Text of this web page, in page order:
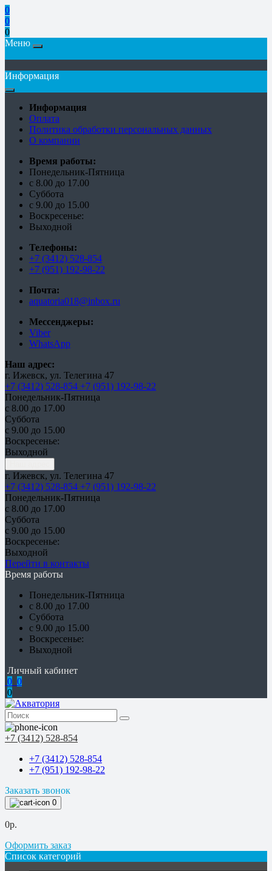
0
0
0
Меню
Информация
Информация
Оплата
Политика обработки персональных данных
О компании
Время работы:
Понедельник-Пятница
с 8.00 до 17.00
Суббота
с 9.00 до 15.00
Воскресенье:
Выходной
Телефоны:
+7 (3412) 528-854
+7 (951) 192-98-22
Почта:
aquatoria018@inbox.ru
Мессенджеры:
Viber
WhatsApp
Наш адрес:
г. Ижевск, ул. Телегина 47
+7 (3412) 528-854 +7 (951) 192-98-22
Понедельник-Пятница
с 8.00 до 17.00
Суббота
с 9.00 до 15.00
Воскресенье:
Выходной
г. Ижевск, ул. Телегина 47
+7 (3412) 528-854 +7 (951) 192-98-22
Понедельник-Пятница
с 8.00 до 17.00
Суббота
с 9.00 до 15.00
Воскресенье:
Выходной
Перейти в контакты
Время работы
Понедельник-Пятница
с 8.00 до 17.00
Суббота
с 9.00 до 15.00
Воскресенье:
Выходной
Личный кабинет
0 0
0
+7 (3412) 528-854
+7 (3412) 528-854
+7 (951) 192-98-22
Заказать звонок
0
0р.
Оформить заказ
Список категорий